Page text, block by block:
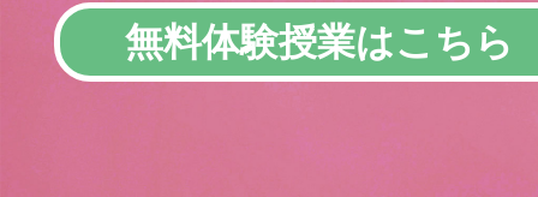
無料体験授業はこちら